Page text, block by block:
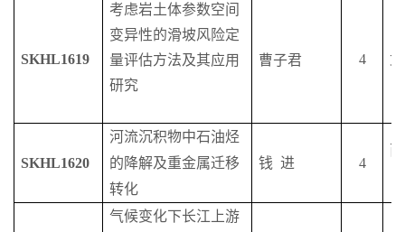
SKHL1619
考虑岩土体参数空间
变异性的滑坡风险定
量评估方法及其应用
研究
曹子君 4
SKHL1620
河流沉积物中石油烃
的降解及重金属迁移
转化
钱 进 4
气候变化下长江上游